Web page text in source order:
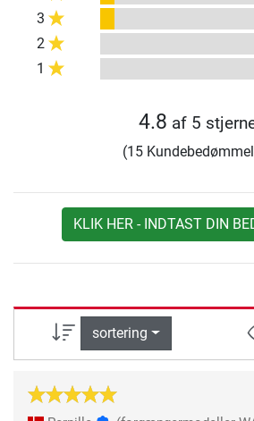
3
2
1
4.8 af 5
(15
KLIK HER - INDTAST DIN
sortering